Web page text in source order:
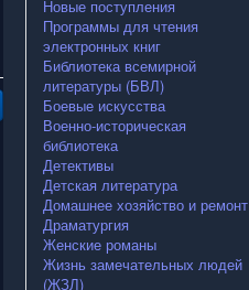
Новые поступления
Программы для чтения
электронных книг
Библиотека всемирной
литературы (БВЛ)
Боевые искусства
Военно-историческая
библиотека
Детективы
Детская литература
Домашнее хозяйство и ремонт
Драматургия
Женские романы
Жизнь замечательных людей
(ЖЗЛ)